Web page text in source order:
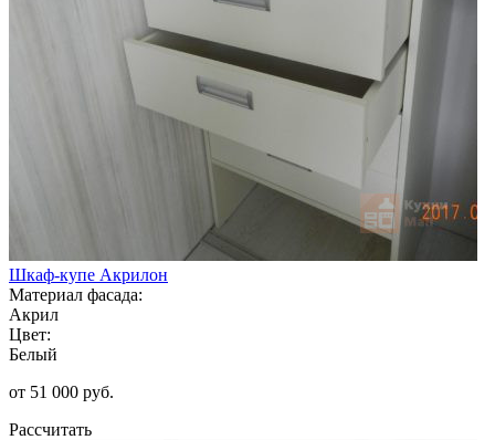
Шкаф-купе Акрилон
Материал фасада:
Акрил
Цвет:
Белый
от 51 000 руб.
Рассчитать